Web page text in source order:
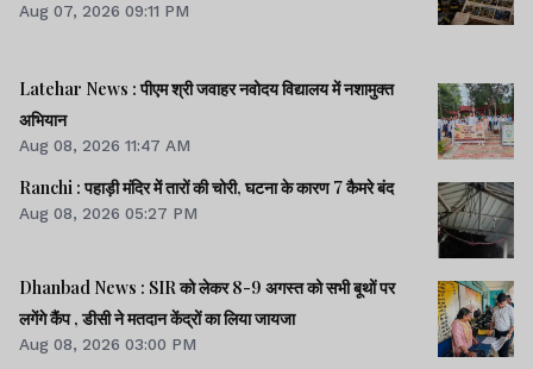
Aug 07, 2026 09:11 PM
Latehar News : पीएम श्री जवाहर नवोदय विद्यालय में नशामुक्‍त
अभियान
Aug 08, 2026 11:47 AM
Ranchi : पहाड़ी मंदिर में तारों की चोरी, घटना के कारण 7 कैमरे बंद
Aug 08, 2026 05:27 PM
Dhanbad News : SIR को लेकर 8-9 अगस्त को सभी बूथों पर
लगेंगे कैंप , डीसी ने मतदान केंद्रों का लिया जायजा
Aug 08, 2026 03:00 PM